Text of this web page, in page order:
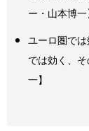
ー・山本博一
ユーロ圏で
では効く、
一】